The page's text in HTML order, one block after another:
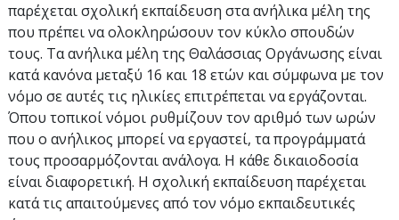
παρέχεται σχολική εκπαίδευση στα ανήλικα μέλη της
που πρέπει να ολοκληρώσουν τον κύκλο σπουδών
τους. Τα ανήλικα μέλη της Θαλάσσιας Οργάνωσης είναι
κατά κανόνα μεταξύ 16 και 18 ετών και σύμφωνα με τον
νόμο σε αυτές τις ηλικίες επιτρέπεται να εργάζονται.
Όπου τοπικοί νόμοι ρυθμίζουν τον αριθμό των ωρών
που ο ανήλικος μπορεί να εργαστεί, τα προγράμματά
τους προσαρμόζονται ανάλογα. Η κάθε δικαιοδοσία
είναι διαφορετική. Η σχολική εκπαίδευση παρέχεται
κατά τις απαιτούμενες από τον νόμο εκπαιδευτικές